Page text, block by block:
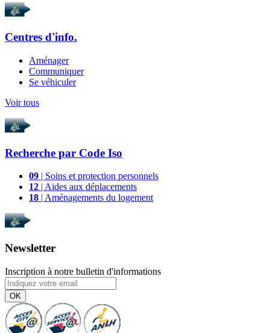
Centres d'info.
Aménager
Communiquer
Se véhiculer
Voir tous
Recherche par Code Iso
09 | Soins et protection personnels
12 | Aides aux déplacements
18 | Aménagements du logement
Newsletter
Inscription à notre bulletin d'informations
OK